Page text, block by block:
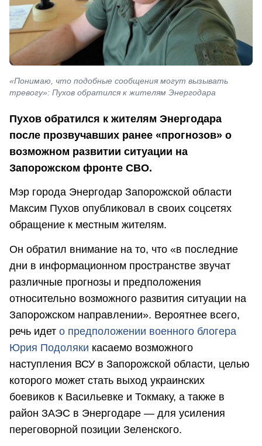
«Понимаю, что подобные сообщения могут вызывать
тревогу»: Пухов обратился к жителям Энергодара
Пухов обратился к жителям Энергодара
после прозвучавших ранее «прогнозов» о
возможном развитии ситуации на
Запорожском фронте СВО.
Мэр города Энергодар Запорожской области
Максим Пухов опубликовал в своих соцсетях
обращение к местным жителям.
Он обратил внимание на то, что «в последние
дни в информационном пространстве звучат
различные прогнозы и предположения
относительно возможного развития ситуации на
Запорожском направлении». Вероятнее всего,
речь идет о предположении военного блогера
Юрия Подоляки касаемо возможного
наступления ВСУ в Запорожской области, целью
которого может стать выход украинских
боевиков к Васильевке и Токмаку, а также в
район ЗАЭС в Энергодаре — для усиления
переговорной позиции Зеленского.